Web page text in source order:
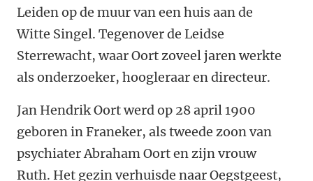
Leiden op de muur van een huis aan de
Witte Singel. Tegenover de Leidse
Sterrewacht, waar Oort zoveel jaren werkte
als onderzoeker, hoogleraar en directeur.
Jan Hendrik Oort werd op 28 april 1900
geboren in Franeker, als tweede zoon van
psychiater Abraham Oort en zijn vrouw
Ruth. Het gezin verhuisde naar Oegstgeest,